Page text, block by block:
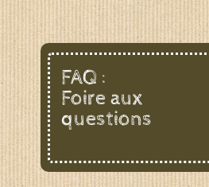
FAQ :
Foire aux
questions